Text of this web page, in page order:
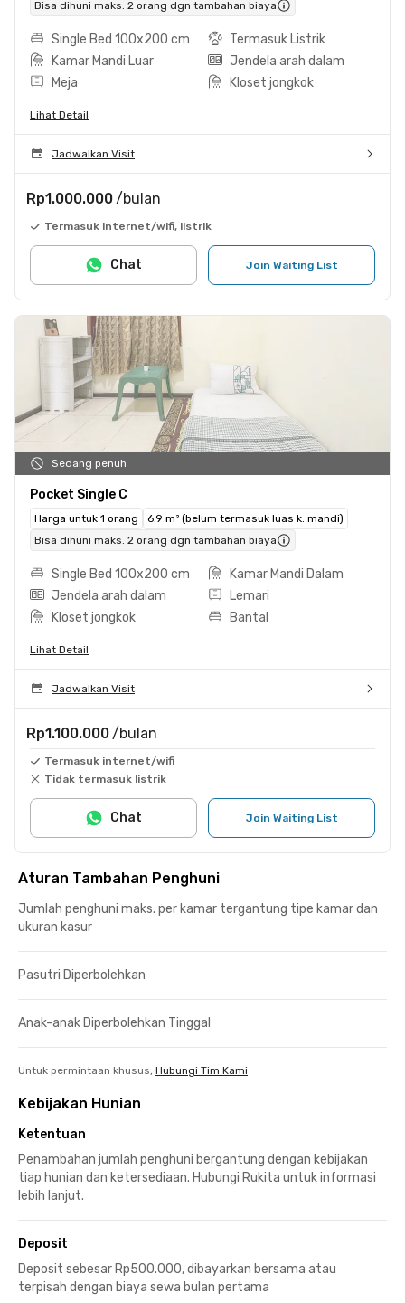
Bisa dihuni maks. 2 orang dgn tambahan biaya
Single Bed 100x200 cm
Termasuk Listrik
Kamar Mandi Luar
Jendela arah dalam
Meja
Kloset jongkok
Lihat Detail
Jadwalkan Visit
Rp1.000.000 /bulan
Termasuk internet/wifi, listrik
Join Waiting List
Chat
Sedang penuh
Pocket Single C
Harga untuk 1 orang
6.9 m² (belum termasuk luas k. mandi)
Bisa dihuni maks. 2 orang dgn tambahan biaya
Single Bed 100x200 cm
Kamar Mandi Dalam
Jendela arah dalam
Lemari
Kloset jongkok
Bantal
Lihat Detail
Jadwalkan Visit
Rp1.100.000 /bulan
Termasuk internet/wifi
Tidak termasuk listrik
Join Waiting List
Chat
Aturan Tambahan Penghuni
Jumlah penghuni maks. per kamar tergantung tipe kamar dan
ukuran kasur
Pasutri Diperbolehkan
Anak-anak Diperbolehkan Tinggal
Untuk permintaan khusus, Hubungi Tim Kami
Kebijakan Hunian
Ketentuan
Penambahan jumlah penghuni bergantung dengan kebijakan
tiap hunian dan ketersediaan. Hubungi Rukita untuk informasi
lebih lanjut.
Deposit
Deposit sebesar Rp500.000, dibayarkan bersama atau
terpisah dengan biaya sewa bulan pertama